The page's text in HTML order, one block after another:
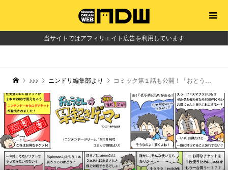
当サイトではアフィリエイト広告を利用しています
♪♪♪ ニンドリ編集部より コミック第１話も公開！「おとうさんは早起きゲーマー」１周年記念 家族インタビュー